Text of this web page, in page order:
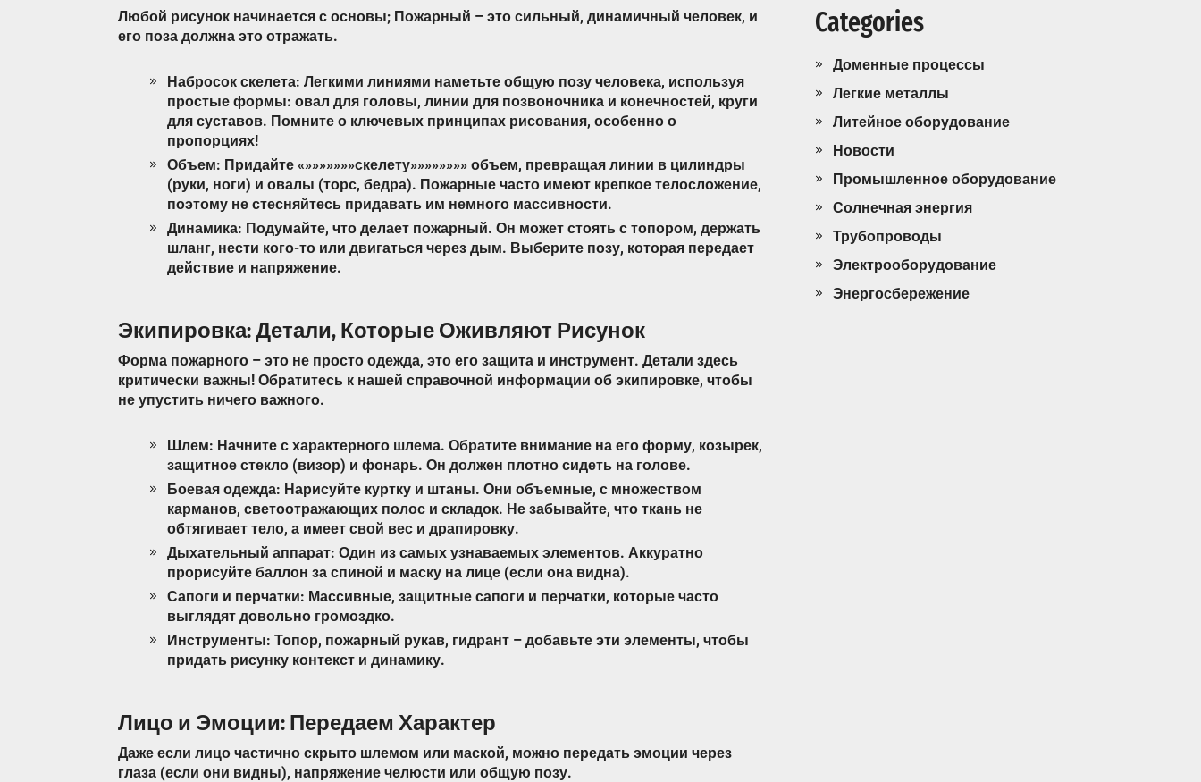
Любой рисунок начинается с основы; Пожарный – это сильный, динамичный человек, и
его поза должна это отражать.
Набросок скелета: Легкими линиями наметьте общую позу человека, используя
простые формы: овал для головы, линии для позвоночника и конечностей, круги
для суставов. Помните о ключевых принципах рисования, особенно о
пропорциях!
Объем: Придайте «»»»»»»»скелету»»»»»»»» объем, превращая линии в цилиндры
(руки, ноги) и овалы (торс, бедра). Пожарные часто имеют крепкое телосложение,
поэтому не стесняйтесь придавать им немного массивности.
Динамика: Подумайте, что делает пожарный. Он может стоять с топором, держать
шланг, нести кого-то или двигаться через дым. Выберите позу, которая передает
действие и напряжение.
Экипировка: Детали, Которые Оживляют Рисунок
Форма пожарного – это не просто одежда, это его защита и инструмент. Детали здесь
критически важны! Обратитесь к нашей справочной информации об экипировке, чтобы
не упустить ничего важного.
Шлем: Начните с характерного шлема. Обратите внимание на его форму, козырек,
защитное стекло (визор) и фонарь. Он должен плотно сидеть на голове.
Боевая одежда: Нарисуйте куртку и штаны. Они объемные, с множеством
карманов, светоотражающих полос и складок. Не забывайте, что ткань не
обтягивает тело, а имеет свой вес и драпировку.
Дыхательный аппарат: Один из самых узнаваемых элементов. Аккуратно
прорисуйте баллон за спиной и маску на лице (если она видна).
Сапоги и перчатки: Массивные, защитные сапоги и перчатки, которые часто
выглядят довольно громоздко.
Инструменты: Топор, пожарный рукав, гидрант – добавьте эти элементы, чтобы
придать рисунку контекст и динамику.
Лицо и Эмоции: Передаем Характер
Даже если лицо частично скрыто шлемом или маской, можно передать эмоции через
глаза (если они видны), напряжение челюсти или общую позу.
Categories
Доменные процессы
Легкие металлы
Литейное оборудование
Новости
Промышленное оборудование
Солнечная энергия
Трубопроводы
Электрооборудование
Энергосбережение